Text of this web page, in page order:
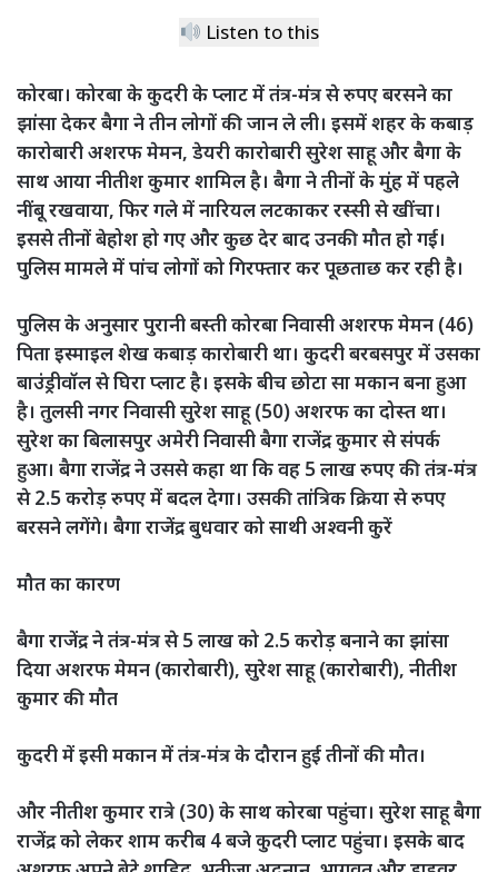
Listen to this
कोरबा। कोरबा के कुदरी के प्लाट में तंत्र-मंत्र से रुपए बरसने का
झांसा देकर बैगा ने तीन लोगों की जान ले ली। इसमें शहर के कबाड़
कारोबारी अशरफ मेमन, डेयरी कारोबारी सुरेश साहू और बैगा के
साथ आया नीतीश कुमार शामिल है। बैगा ने तीनों के मुंह में पहले
नींबू रखवाया, फिर गले में नारियल लटकाकर रस्सी से खींचा।
इससे तीनों बेहोश हो गए और कुछ देर बाद उनकी मौत हो गई।
पुलिस मामले में पांच लोगों को गिरफ्तार कर पूछताछ कर रही है।
पुलिस के अनुसार पुरानी बस्ती कोरबा निवासी अशरफ मेमन (46)
पिता इस्माइल शेख कबाड़ कारोबारी था। कुदरी बरबसपुर में उसका
बाउंड्रीवॉल से घिरा प्लाट है। इसके बीच छोटा सा मकान बना हुआ
है। तुलसी नगर निवासी सुरेश साहू (50) अशरफ का दोस्त था।
सुरेश का बिलासपुर अमेरी निवासी बैगा राजेंद्र कुमार से संपर्क
हुआ। बैगा राजेंद्र ने उससे कहा था कि वह 5 लाख रुपए की तंत्र-मंत्र
से 2.5 करोड़ रुपए में बदल देगा। उसकी तांत्रिक क्रिया से रुपए
बरसने लगेंगे। बैगा राजेंद्र बुधवार को साथी अश्वनी कुरें
मौत का कारण
बैगा राजेंद्र ने तंत्र-मंत्र से 5 लाख को 2.5 करोड़ बनाने का झांसा
दिया अशरफ मेमन (कारोबारी), सुरेश साहू (कारोबारी), नीतीश
कुमार की मौत
कुदरी में इसी मकान में तंत्र-मंत्र के दौरान हुई तीनों की मौत।
और नीतीश कुमार रात्रे (30) के साथ कोरबा पहुंचा। सुरेश साहू बैगा
राजेंद्र को लेकर शाम करीब 4 बजे कुदरी प्लाट पहुंचा। इसके बाद